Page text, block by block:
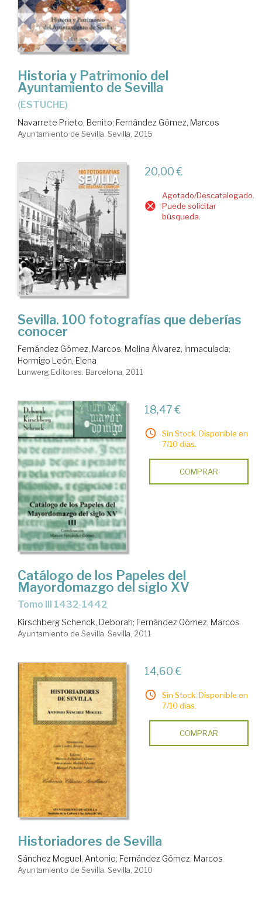
Historia y Patrimonio del
Ayuntamiento de Sevilla
(ESTUCHE)
Navarrete Prieto, Benito; Fernández Gómez, Marcos
Ayuntamiento de Sevilla. Sevilla, 2015
20,00 €
Agotado/Descatalogado.
Puede solicitar
búsqueda.
Sevilla. 100 fotografías que deberías
conocer
Fernández Gómez, Marcos; Molina Álvarez, Inmaculada;
Hormigo León, Elena
Lunwerg Editores. Barcelona, 2011
18,47 €
Sin Stock. Disponible en
7/10 días.
COMPRAR
Catálogo de los Papeles del
Mayordomazgo del siglo XV
Tomo III 1432-1442
Kirschberg Schenck, Deborah; Fernández Gómez, Marcos
Ayuntamiento de Sevilla. Sevilla, 2011
14,60 €
Sin Stock. Disponible en
7/10 días.
COMPRAR
Historiadores de Sevilla
Sánchez Moguel, Antonio; Fernández Gómez, Marcos
Ayuntamiento de Sevilla. Sevilla, 2010